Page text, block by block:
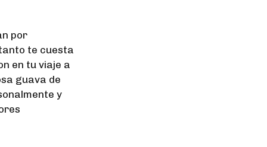
por
te cuesta
en tu viaje a
guava de
y